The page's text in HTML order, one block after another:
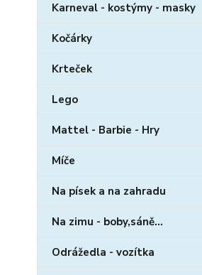
Karneval - kostýmy - masky
Kočárky
Krteček
Lego
Mattel - Barbie - Hry
Míče
Na písek a na zahradu
Na zimu - boby,sáně...
Odrážedla - vozítka